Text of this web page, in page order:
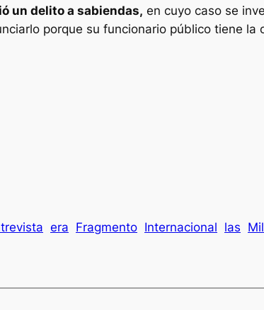
un delito a sabiendas, en cuyo caso se
porque su funcionario público tiene
era Fragmento Internacional las